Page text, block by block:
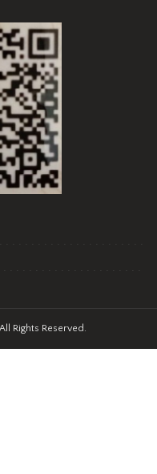
Rights Reserved.